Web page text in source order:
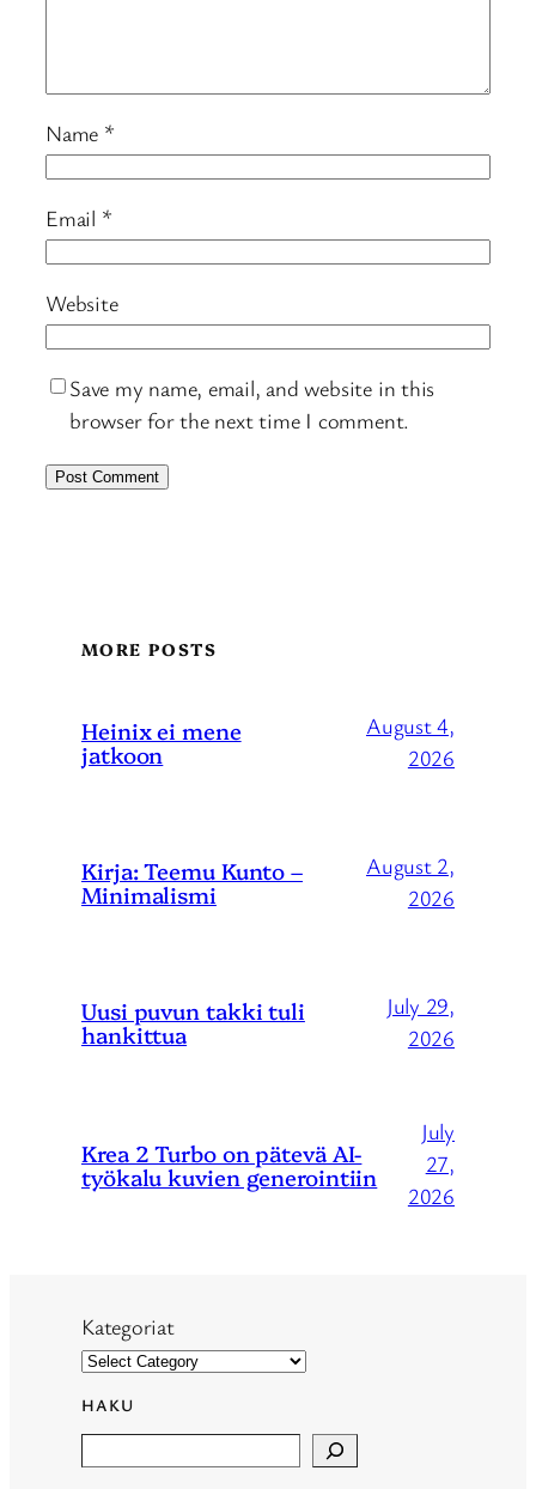
Name *
Email *
Website
Save my name, email, and website in this
browser for the next time I comment.
MORE POSTS
Heinix ei mene
jatkoon
August 4,
2026
Kirja: Teemu Kunto –
Minimalismi
August 2,
2026
Uusi puvun takki tuli
hankittua
July 29,
2026
Krea 2 Turbo on pätevä AI-
työkalu kuvien generointiin
July
27,
2026
Kategoriat
HAKU